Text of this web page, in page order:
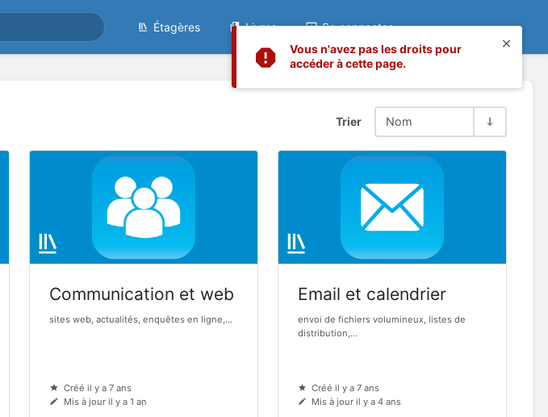
Vous n'avez pas les droits pour
accéder à cette page.
Étagères Livres Se connecter
Trier Nom
Communication et web
sites web, actualités, enquêtes en ligne,...
Créé il y a 7 ans
Mis à jour il y a 1 an
Email et calendrier
envoi de fichiers volumineux, listes de
distribution,...
Créé il y a 7 ans
Mis à jour il y a 4 ans